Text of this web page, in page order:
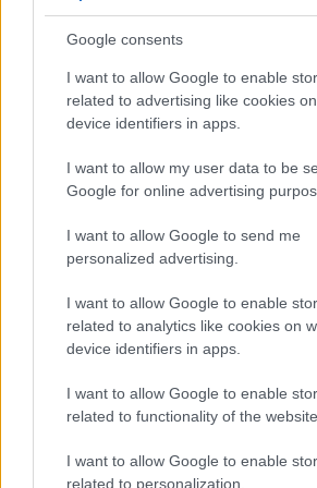
Google consents
I want to allow Google to enable
related to advertising like cookies
device identifiers in apps.
I want to allow my user data to be
Google for online advertising
I want to allow Google to send me
personalized advertising.
I want to allow Google to enable
related to analytics like cookies on
device identifiers in apps.
I want to allow Google to enable
related to functionality of the
I want to allow Google to enable
related to personalization.
affrontare una riduzione dello
Ci sono voci di sostegno e di
dei salari. Di fronte al disastro,
sotto stanno cercando di
industria, dal capo allo staff, sta
attivamente delle contromisure.
discrezionale fortemente ridotta
facile determinare di quanti soldi
spazi vuoti. Questo divario può